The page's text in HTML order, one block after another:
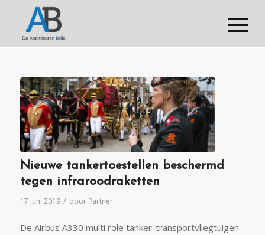
Nieuwe tankertoestellen beschermd
tegen infraroodraketten
17 juni 2019 / door Partner
De Airbus A330 multi role tanker-transportvliegtuigen